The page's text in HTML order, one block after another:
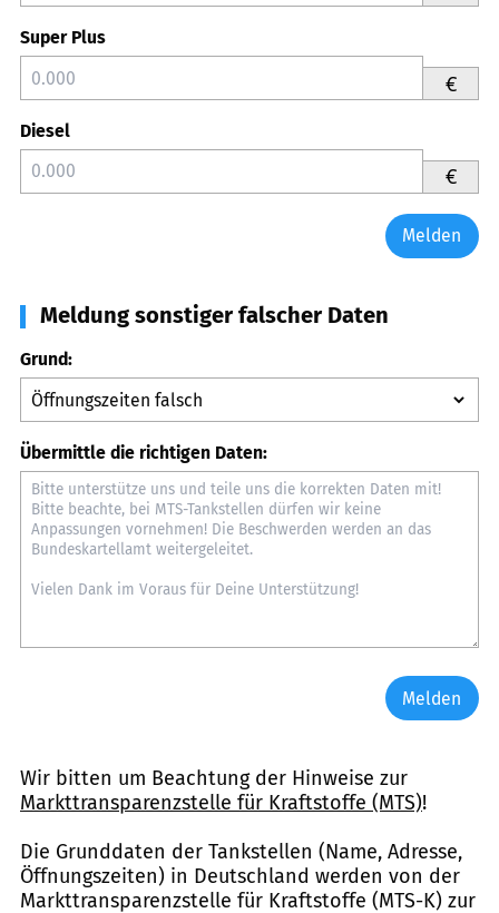
Super Plus
€
Diesel
€
Melden
Meldung sonstiger falscher Daten
Grund:
Übermittle die richtigen Daten:
Melden
Wir bitten um Beachtung der Hinweise zur
Markttransparenzstelle für Kraftstoffe (MTS)!
Die Grunddaten der Tankstellen (Name, Adresse,
Öffnungszeiten) in Deutschland werden von der
Markttransparenzstelle für Kraftstoffe (MTS-K) zur